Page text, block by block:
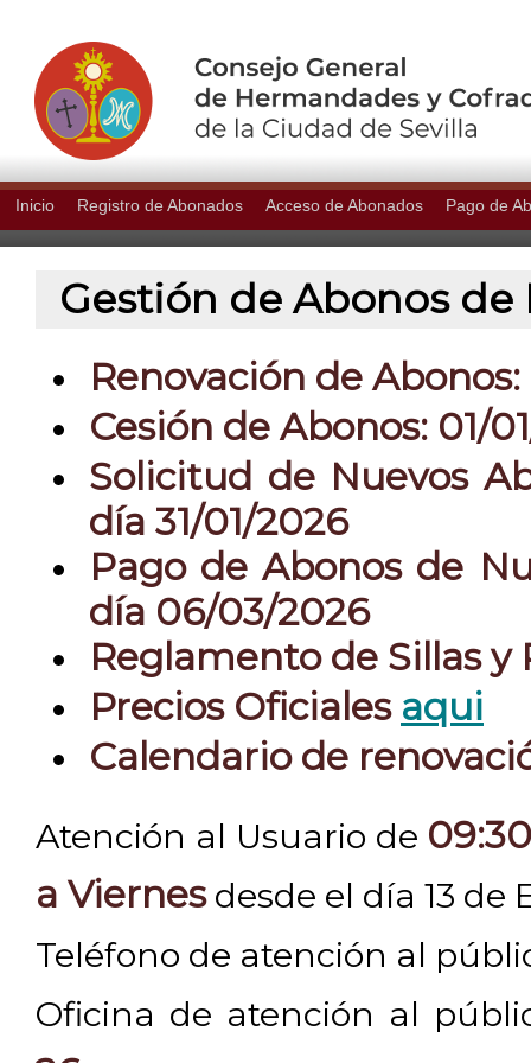
Inicio Registro de Abonados Acceso de Abonados Pago de
Gestión de Abonos de
Renovación de
Cesión de Abonos: 01/
Solicitud de Nuevos
día 31/01/2026
Pago de Abonos de
día 06/03/2026
Reglamento de Sillas y
Precios Oficiales aqui
Calendario de
Atención al Usuario de
a Viernesdesde el día 13 de
Teléfono de atención al
Oficina de atención al